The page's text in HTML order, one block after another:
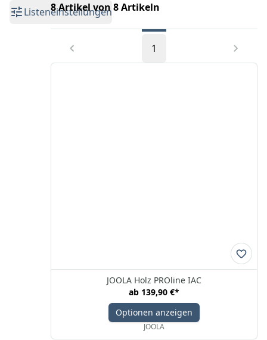
Listeneinstellungen
8 Artikel von 8 Artikeln
1
JOOLA Holz PROline IAC
ab 139,90 €*
Optionen anzeigen
JOOLA